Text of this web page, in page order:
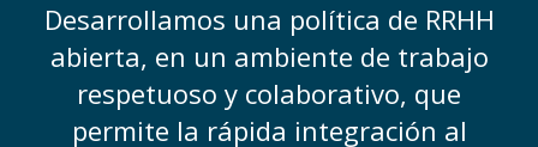
Desarrollamos una política de RRHH
abierta, en un ambiente de trabajo
respetuoso y colaborativo, que
permite la rápida integración al